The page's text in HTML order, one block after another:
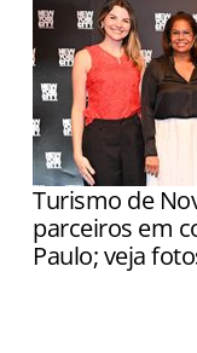
Turismo de
parceiros em
Paulo; veja